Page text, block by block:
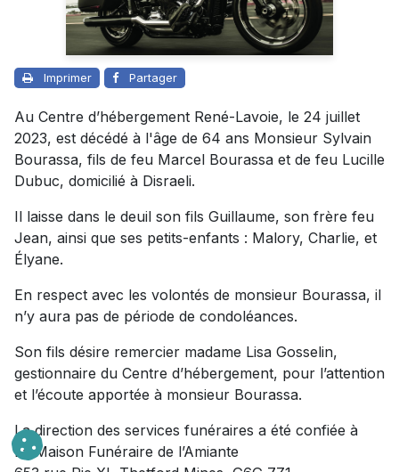
Imprimer Partager
Au Centre d’hébergement René-Lavoie, le 24 juillet
2023, est décédé à l'âge de 64 ans Monsieur Sylvain
Bourassa, fils de feu Marcel Bourassa et de feu Lucille
Dubuc, domicilié à Disraeli.
Il laisse dans le deuil son fils Guillaume, son frère feu
Jean, ainsi que ses petits-enfants : Malory, Charlie, et
Élyane.
En respect avec les volontés de monsieur Bourassa, il
n’y aura pas de période de condoléances.
Son fils désire remercier madame Lisa Gosselin,
gestionnaire du Centre d’hébergement, pour l’attention
et l’écoute apportée à monsieur Bourassa.
La direction des services funéraires a été confiée à
La Maison Funéraire de l’Amiante